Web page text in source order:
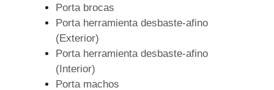
Porta brocas
Porta herramienta desbaste-afino
(Exterior)
Porta herramienta desbaste-afino
(Interior)
Porta machos